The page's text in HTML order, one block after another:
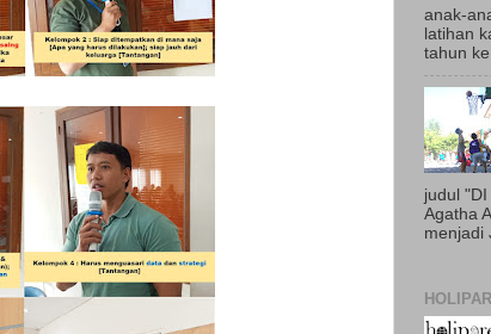
anak-
latihan
tahun
judul
Agatha
menjadi